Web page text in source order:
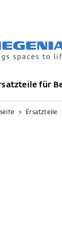
für
Ersatzteile